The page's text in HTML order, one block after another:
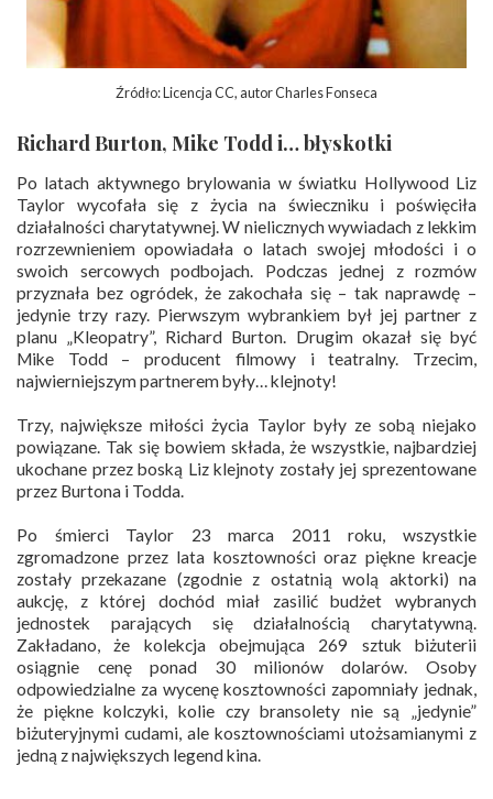
Źródło: Licencja CC, autor Charles Fonseca
Richard Burton, Mike Todd i… błyskotki
Po latach aktywnego brylowania w światku Hollywood Liz
Taylor wycofała się z życia na świeczniku i poświęciła
działalności charytatywnej. W nielicznych wywiadach z lekkim
rozrzewnieniem opowiadała o latach swojej młodości i o
swoich sercowych podbojach. Podczas jednej z rozmów
przyznała bez ogródek, że zakochała się – tak naprawdę –
jedynie trzy razy. Pierwszym wybrankiem był jej partner z
planu „Kleopatry”, Richard Burton. Drugim okazał się być
Mike Todd – producent filmowy i teatralny. Trzecim,
najwierniejszym partnerem były… klejnoty!
Trzy, największe miłości życia Taylor były ze sobą niejako
powiązane. Tak się bowiem składa, że wszystkie, najbardziej
ukochane przez boską Liz klejnoty zostały jej sprezentowane
przez Burtona i Todda.
Po śmierci Taylor 23 marca 2011 roku, wszystkie
zgromadzone przez lata kosztowności oraz piękne kreacje
zostały przekazane (zgodnie z ostatnią wolą aktorki) na
aukcję, z której dochód miał zasilić budżet wybranych
jednostek parających się działalnością charytatywną.
Zakładano, że kolekcja obejmująca 269 sztuk biżuterii
osiągnie cenę ponad 30 milionów dolarów. Osoby
odpowiedzialne za wycenę kosztowności zapomniały jednak,
że piękne kolczyki, kolie czy bransolety nie są „jedynie”
biżuteryjnymi cudami, ale kosztownościami utożsamianymi z
jedną z największych legend kina.